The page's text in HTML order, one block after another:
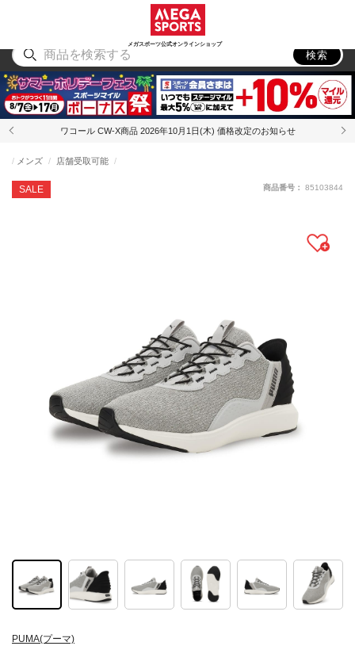
メガスポーツ公式オンラインショップ
アウトドア
検索
ワコール CW-X商品 2026年10月1日(木) 価格改定のお知らせ
PUMA(プーマ)
SALE
メンズ 店舗受取可能
商品番号： 85103844